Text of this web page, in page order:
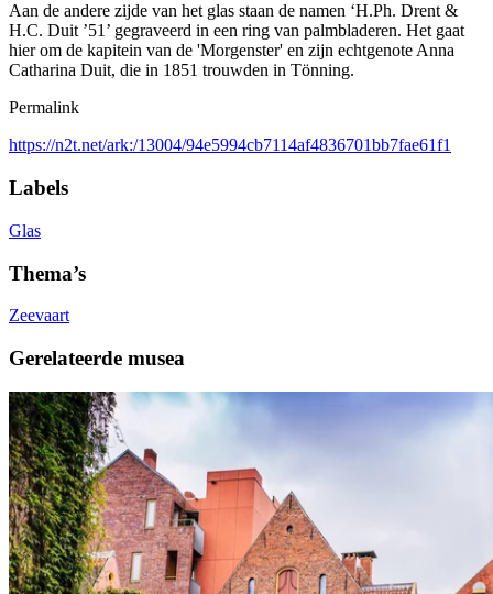
Aan de andere zijde van het glas staan de namen ‘H.Ph. Drent &
H.C. Duit ’51’ gegraveerd in een ring van palmbladeren. Het gaat
hier om de kapitein van de 'Morgenster' en zijn echtgenote Anna
Catharina Duit, die in 1851 trouwden in Tönning.
Permalink
https://n2t.net/ark:/13004/94e5994cb7114af4836701bb7fae61f1
Labels
Glas
Thema’s
Zeevaart
Gerelateerde musea